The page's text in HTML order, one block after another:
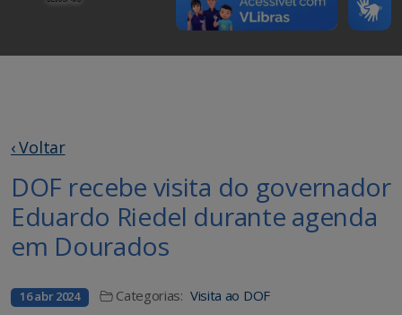
‹ Voltar
DOF recebe visita do governador
Eduardo Riedel durante agenda
em Dourados
16 abr 2024 Categorias: Visita ao DOF